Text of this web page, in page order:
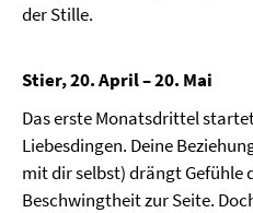
der Stille.
Stier, 20. April – 20. Mai
Das erste Monatsdrittel
Liebesdingen. Deine
mit dir selbst) drängt Gefühle
Beschwingtheit zur Seite.